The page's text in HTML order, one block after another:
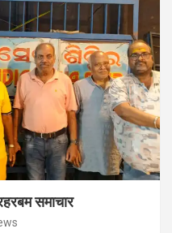
समाचार